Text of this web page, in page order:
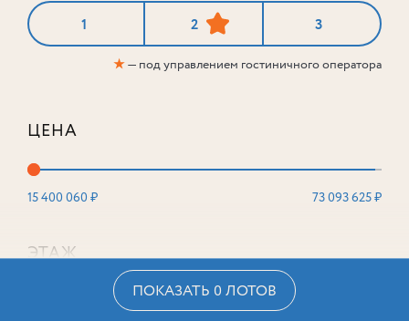
1 2 3
★— под управлением гостиничного оператора
ЦЕНА
15 400 060 ₽ 73 093 625 ₽
ЭТАЖ
ПОКАЗАТЬ 0 ЛОТОВ